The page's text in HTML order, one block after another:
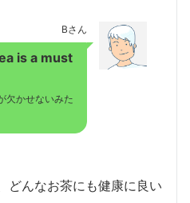
Bさん
is a must
欠かせないみた
どんなお茶にも健康に良い